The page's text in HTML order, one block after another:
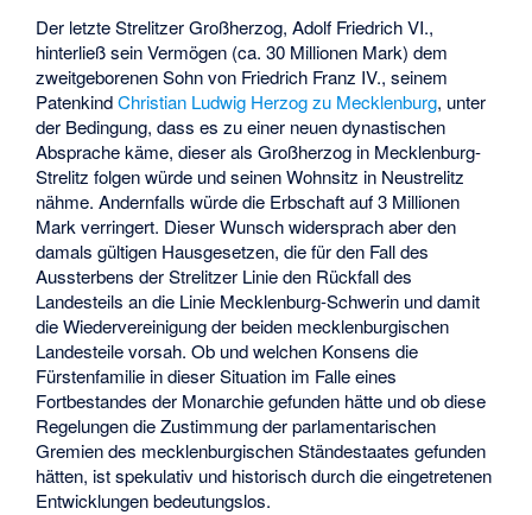
Der letzte Strelitzer Großherzog, Adolf Friedrich VI.,
hinterließ sein Vermögen (ca. 30 Millionen Mark) dem
zweitgeborenen Sohn von Friedrich Franz IV., seinem
PatenkindChristian Ludwig Herzog zu Mecklenburg, unter
der Bedingung, dass es zu einer neuen dynastischen
Absprache käme, dieser als Großherzog in Mecklenburg-
Strelitz folgen würde und seinen Wohnsitz in Neustrelitz
nähme. Andernfalls würde die Erbschaft auf 3 Millionen
Mark verringert. Dieser Wunsch widersprach aber den
damals gültigen Hausgesetzen, die für den Fall des
Aussterbens der Strelitzer Linie den Rückfall des
Landesteils an die Linie Mecklenburg-Schwerin und damit
die Wiedervereinigung der beiden mecklenburgischen
Landesteile vorsah. Ob und welchen Konsens die
Fürstenfamilie in dieser Situation im Falle eines
Fortbestandes der Monarchie gefunden hätte und ob diese
Regelungen die Zustimmung der parlamentarischen
Gremien des mecklenburgischen Ständestaates gefunden
hätten, ist spekulativ und historisch durch die eingetretenen
Entwicklungen bedeutungslos.